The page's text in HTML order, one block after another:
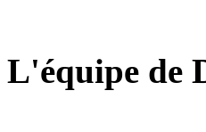
L'équipe de